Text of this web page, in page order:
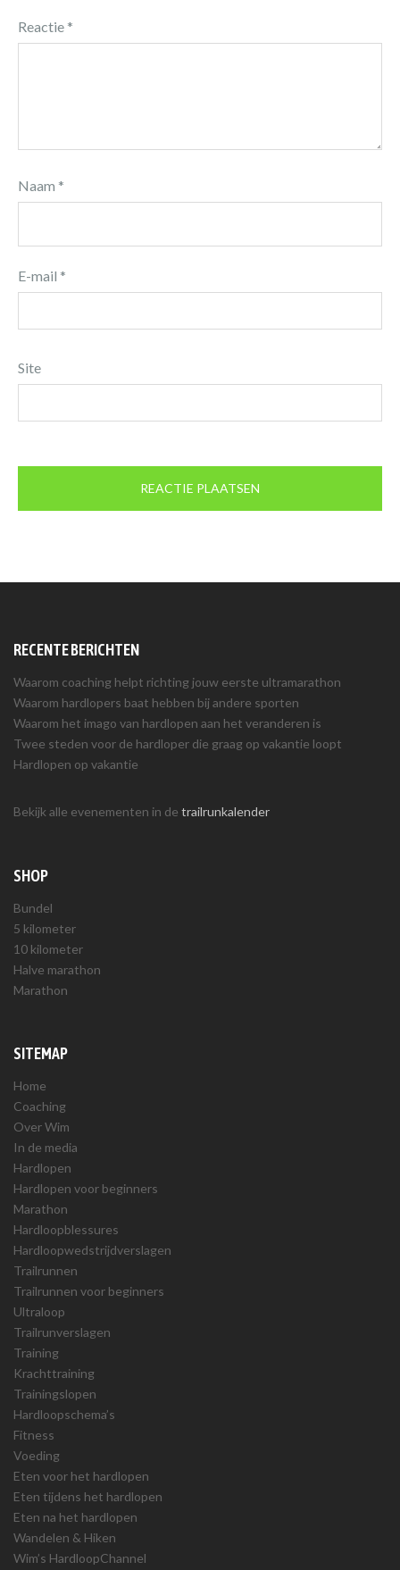
Reactie *
Naam *
E-mail *
Site
RECENTE BERICHTEN
Waarom coaching helpt richting jouw eerste ultramarathon
Waarom hardlopers baat hebben bij andere sporten
Waarom het imago van hardlopen aan het veranderen is
Twee steden voor de hardloper die graag op vakantie loopt
Hardlopen op vakantie
Bekijk alle evenementen in de trailrunkalender
SHOP
Bundel
5 kilometer
10 kilometer
Halve marathon
Marathon
SITEMAP
Home
Coaching
Over Wim
In de media
Hardlopen
Hardlopen voor beginners
Marathon
Hardloopblessures
Hardloopwedstrijdverslagen
Trailrunnen
Trailrunnen voor beginners
Ultraloop
Trailrunverslagen
Training
Krachttraining
Trainingslopen
Hardloopschema’s
Fitness
Voeding
Eten voor het hardlopen
Eten tijdens het hardlopen
Eten na het hardlopen
Wandelen & Hiken
Wim’s HardloopChannel